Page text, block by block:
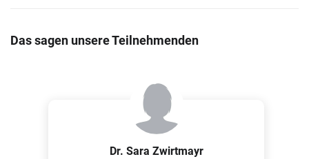
Übungen für Studium und Beruf“
Ausführliche Besprechung aller Übungen
Das sagen unsere Teilnehmenden
Dr. Sara Zwirtmayr